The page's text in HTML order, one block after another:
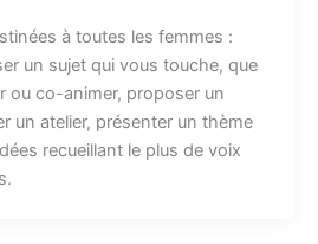
à toutes les femmes :
un sujet qui vous touche, que
ou co-animer, proposer un
un atelier, présenter un thème
recueillant le plus de voix